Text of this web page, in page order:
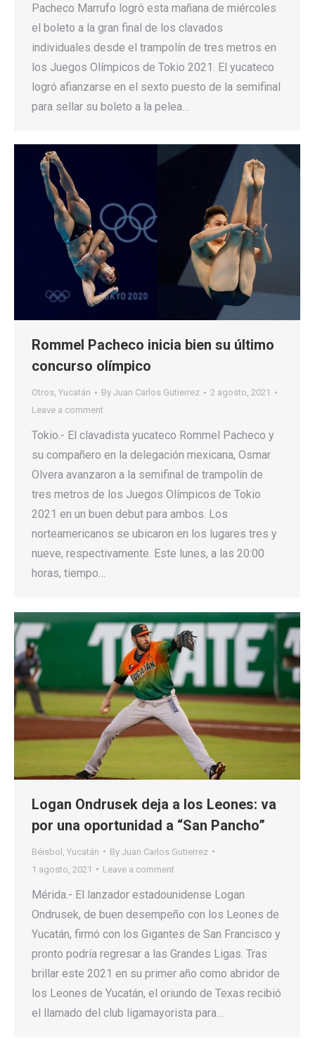
Pacheco Marrufo logró esta mañana de miércoles
el boleto a la gran final de los clavados
individuales desde el trampolín de tres metros en
los Juegos Olímpicos de Tokio 2021. El yucateco
logró afianzarse en el sexto puesto de la semifinal
para sellar su boleto a la pelea…
Rommel Pacheco inicia bien su último
concurso olímpico
Otros, Yucatán By Juan Carlos Gutierrez
2 agosto, 2021
Leave a comment
Tokio.- El clavadista yucateco Rommel Pacheco y
su compañero en la delegación mexicana, Osmar
Olvera avanzaron a la semifinal de trampolín de
tres metros de los Juegos Olímpicos de Tokio
2021 en un buen debut para ambos. Los
norteamericanos se ubicaron en los lugares tres y
nueve, respectivamente. Este lunes, a las 20:00
horas, tiempo…
Logan Ondrusek deja a los Leones: va
por una oportunidad a “San Pancho”
Béisbol Yucatán By Juan Carlos Gutierrez
1 agosto, 2021
Leave a comment
Mérida.- El lanzador estadounidense Logan
Ondrusek, de buen desempeño con los Leones de
Yucatán, firmó con los Gigantes de San Francisco y
pronto podría regresar a las Grandes Ligas. Tras
brillar este 2021 en su primer año como abridor de
los Leones de Yucatán, el oriundo de Texas recibió
el llamado del club ligamayorista para…